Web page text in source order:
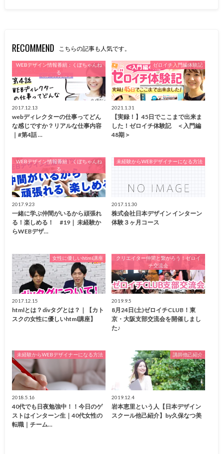
RECOMMEND こちらの記事も人気です。
WEBデザイン情報番組：くぼちゃんね
る
2017.12.13
webディレクターの仕事ってどん
な感じですか？リアルな仕事内容
｜#第4話 …
ゼロイチ入門編体験記
2021.1.31
【実録！】45日でここまで出来ま
した！ゼロイチ体験記 ＜入門編
48期＞
WEBデザイン情報番組：くぼちゃんね
る
2017.9.23
一緒に学ぶ仲間がいるから頑張れ
る！楽しめる！ #19｜ 未経験か
らWEBデザ…
未経験からWEBデザイナーになる方法
2017.11.30
株式会社日本デザイン インターン
体験３ヶ月コース
女性に優しいhtml講座
2017.12.15
htmlとは？divタグとは？｜【カト
スクの女性に優しいhtml講座】
クリエイター仲間と繋がろう！ゼロイ
チ交流会
2019.9.5
8月24日(土)ゼロイチCLUB！東
京・大阪支部交流会を開催しまし
た♪
未経験からWEBデザイナーになる方法
2018.5.16
40代でも日夜勉強中！！今日のゲ
ストはインターン生｜40代女性の
転職｜チーム…
講師他己紹介
2019.12.4
岩本恵里という人【日本デザイン
スクール他己紹介】by久保なつ美